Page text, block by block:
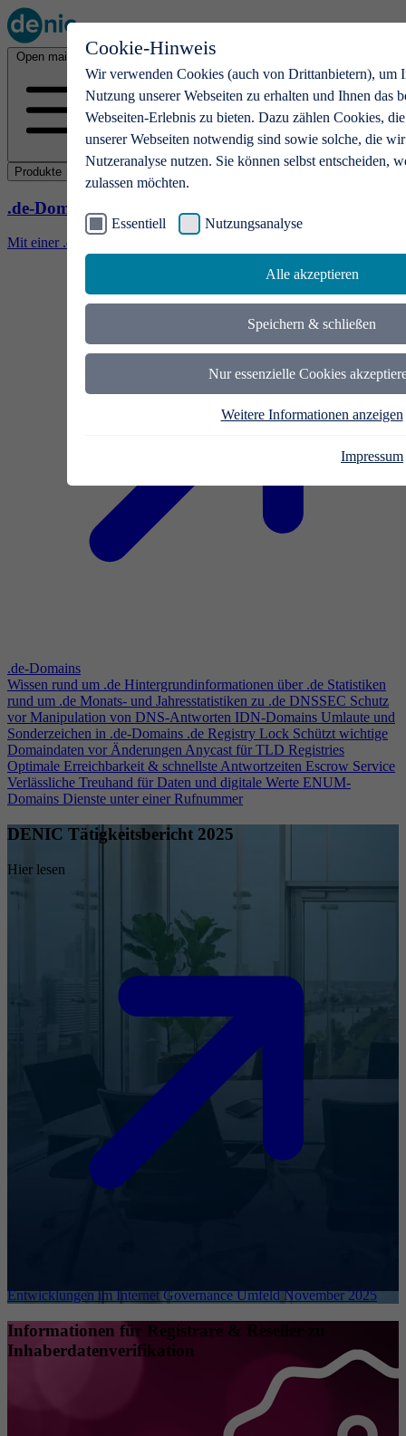
Cookie-Hinweis
Wir verwenden Cookies (auch von Drittanbietern), um
Nutzung unserer Webseiten zu erhalten und Ihnen das
Webseiten-Erlebnis zu bieten. Dazu zählen Cookies,
unserer Webseiten notwendig sind sowie solche, die
Nutzeranalyse nutzen. Sie können selbst entscheiden,
zulassen möchten.
Essentiell Nutzungsanalyse
Alle akzeptieren
Speichern & schließen
Nur essenzielle Cookies
Weitere Informationen anzeigen
Impressum
Open main menu
Produkte
.de-Domains
Mit einer .de-Domain erhalten Ideen eine Bühne
.de-Domains
Wissen rund um .de Hintergrundinformationen über .de Statistiken
rund um .de Monats- und Jahresstatistiken zu .de DNSSEC Schutz
vor Manipulation von DNS-Antworten IDN-Domains Umlaute und
Sonderzeichen in .de-Domains .de Registry Lock Schützt wichtige
Domaindaten vor ÄnderungenAnycast für TLD Registries
Optimale Erreichbarkeit & schnellste Antwortzeiten Escrow Service
Verlässliche Treuhand für Daten und digitale Werte ENUM-
Domains Dienste unter einer Rufnummer
DENIC Tätigkeitsbericht 2025
Hier lesen
Entwicklungen im Internet Governance Umfeld November 2025
Informationen für Registrare & Reseller zu
Inhaberdatenverifikation